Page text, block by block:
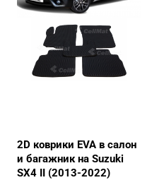
2D коврики EVA в салон
и багажник на Suzuki
SX4 II (2013-2022)